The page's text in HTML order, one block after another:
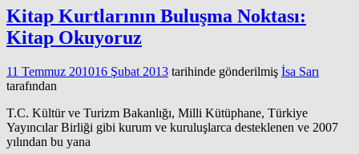
Kitap Kurtlarının Buluşma Noktası:
Kitap Okuyoruz
11 Temmuz 201016 Şubat 2013 tarihinde gönderilmiş İsa Sarı
tarafından
T.C. Kültür ve Turizm Bakanlığı, Milli Kütüphane, Türkiye
Yayıncılar Birliği gibi kurum ve kuruluşlarca desteklenen ve 2007
yılından bu yana